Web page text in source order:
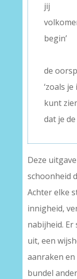
jij
begin’
de
‘zoals
kunt
dat je
Deze
schoonheid
Achter elke
innigheid,
nabijheid.
uit, een
aanraken en
bundel